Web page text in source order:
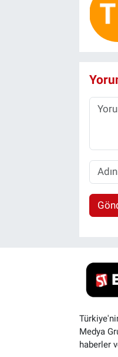
Medya
haberler